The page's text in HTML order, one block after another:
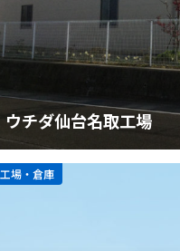
ウチダ仙台名取工場
工場・倉庫